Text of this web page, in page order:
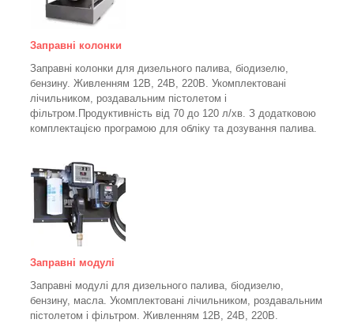
Заправні колонки
Заправні колонки для дизельного палива, біодизелю,
бензину. Живленням 12В, 24В, 220В. Укомплектовані
лічильником, роздавальним пістолетом і
фільтром. Продуктивність від 70 до 120 л/хв. З додатковою
комплектацією програмою для обліку та дозування палива.
Заправні модулі
Заправні модулі для дизельного палива, біодизелю,
бензину, масла. Укомплектовані лічильником, роздавальним
пістолетом і фільтром. Живленням 12В, 24В, 220В.